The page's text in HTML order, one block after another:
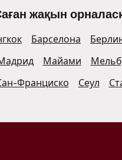
жақын
Барселона
Майами
Франциско Сеул